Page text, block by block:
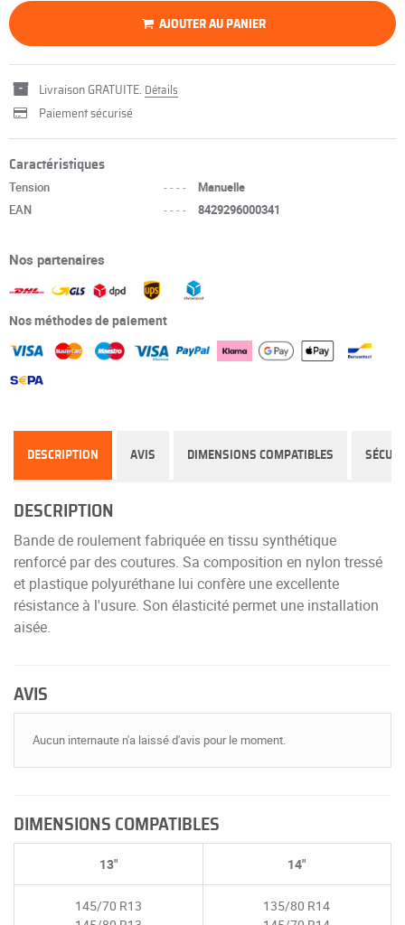
AJOUTER AU PANIER
Livraison GRATUITE. Détails
Paiement sécurisé
Caractéristiques
Tension ----
Manuelle
EAN
---- 8429296000341
Nos partenaires
Nos méthodes de paiement
DESCRIPTION AVIS DIMENSIONS COMPATIBLES
DESCRIPTION
Bande de roulement fabriquée en tissu synthétique
renforcé par des coutures. Sa composition en nylon tressé
et plastique polyuréthane lui confère une excellente
résistance à l'usure. Son élasticité permet une installation
aisée.
AVIS
Aucun internaute n'a laissé d'avis pour le moment.
DIMENSIONS COMPATIBLES
13"
145/70 R13
14"
135/80 R14